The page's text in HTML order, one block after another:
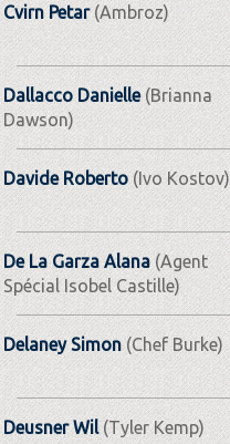
Cvirn Petar(Ambroz)
Dallacco Danielle(Brianna
Dawson)
Davide Roberto(Ivo Kostov)
De La Garza Alana(Agent
Spécial Isobel Castille)
Delaney Simon(Chef Burke)
Deusner Wil(Tyler Kemp)